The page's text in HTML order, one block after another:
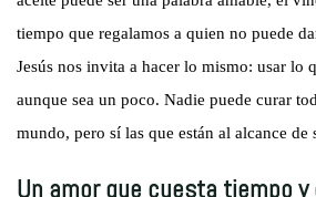
tiempo que regalamos a quien no puede
Jesús nos invita a hacer lo mismo: usar lo
aunque sea un poco. Nadie puede curar
mundo, pero sí las que están al alcance de
Un amor que cuesta tiempo y